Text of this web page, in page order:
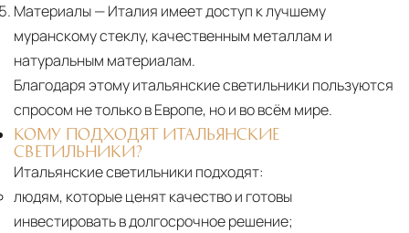
Материалы— Италия имеет доступ к лучшему
муранскому стеклу, качественным металлам и
натуральным материалам.
Благодаря этому итальянские светильники пользуются
спросом не только в Европе, но и во всём мире.
КОМУ ПОДХОДЯТ ИТАЛЬЯНСКИЕ
СВЕТИЛЬНИКИ?
Итальянские светильники подходят:
людям, которые ценят качество и готовы
инвестировать в долгосрочное решение;